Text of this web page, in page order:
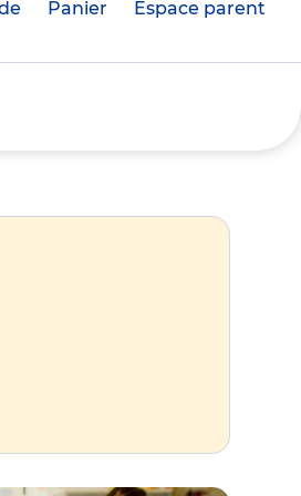
Panier crèche(s)
Espace parent